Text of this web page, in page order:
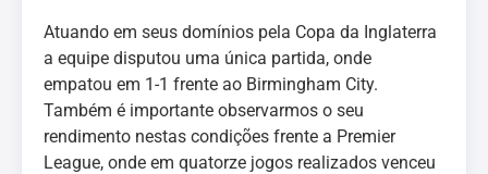
Atuando em seus domínios pela Copa da Inglaterra
a equipe disputou uma única partida, onde
empatou em 1-1 frente ao Birmingham City.
Também é importante observarmos o seu
rendimento nestas condições frente a Premier
League, onde em quatorze jogos realizados venceu